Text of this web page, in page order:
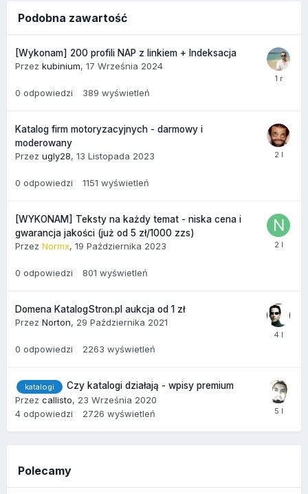
Podobna zawartość
[Wykonam] 200 profili NAP z linkiem + Indeksacja
Przez kubinium, 17 Września 2024
0 odpowiedzi 389 wyświetleń
Katalog firm motoryzacyjnych - darmowy i
moderowany
Przez ugly28, 13 Listopada 2023
0 odpowiedzi 1151 wyświetleń
[WYKONAM] Teksty na każdy temat - niska cena i
gwarancja jakości (już od 5 zł/1000 zzs)
Przez Normx, 19 Października 2023
0 odpowiedzi 801 wyświetleń
Domena KatalogStron.pl aukcja od 1 zł
Przez Norton, 29 Października 2021
0 odpowiedzi 2263 wyświetleń
katalogi
Czy katalogi działają - wpisy premium
Przez callisto, 23 Września 2020
4 odpowiedzi 2726 wyświetleń
Polecamy